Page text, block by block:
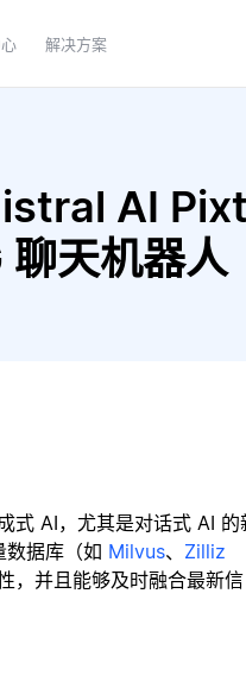
解决方案
AI
天机器人
式 AI，尤其是对话式 AI 的
数据库（如 Milvus、 Zilliz
，并且能够及时融合最新信